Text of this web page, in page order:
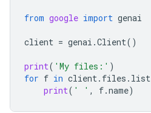
from google import genai
client = genai .Client()
print( 'My files:' )
for f in client. files . list
print( ' ' , f.name)